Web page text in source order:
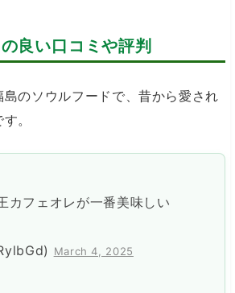
良い口コミや評判
のソウルフードで、昔から愛され
。
カフェオレが一番美味しい
March 4, 2025